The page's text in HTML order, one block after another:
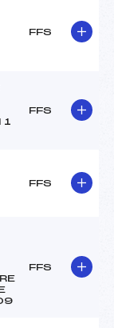
FFS
1
FFS
FFS
FFS